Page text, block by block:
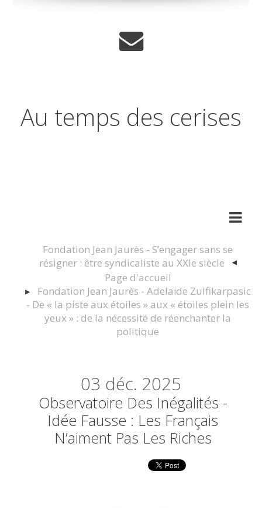
Au temps des cerises
Fondation Jean Jaurès - S’engager sans se
résigner : être syndicaliste au XXIe siècle
Page d'accueil
Fondation Jean Jaurès - Adelaïde Zulfikarpasic
- De « la piste aux étoiles » aux « étoiles plein les
yeux » : de la nécessité de réenchanter la
politique
03 déc. 2025
Observatoire Des Inégalités -
Idée Fausse : Les Français
N’aiment Pas Les Riches